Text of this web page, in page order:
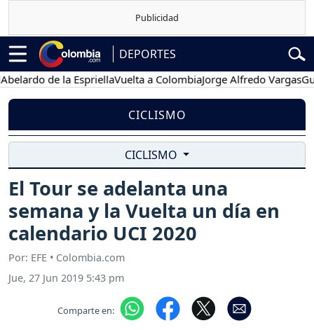
DEPORTES
de la EspriellaVuelta a ColombiaJorge Alfredo VargasGustavo
CICLISMO
CICLISMO
El Tour se adelanta una
semana y la Vuelta un día en
calendario UCI 2020
Por: EFE • Colombia.com
Jue, 27 Jun 2019 5:43 pm
Comparte en: